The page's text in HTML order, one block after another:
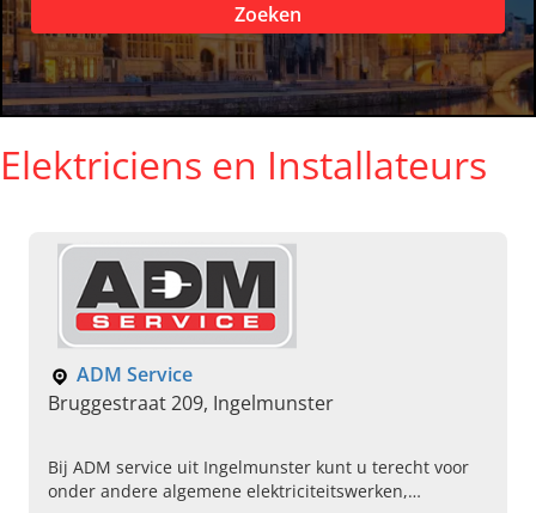
Zoeken
Elektriciens en Installateurs
ADM Service
Bruggestraat 209, Ingelmunster
Bij ADM service uit Ingelmunster kunt u terecht voor
onder andere algemene elektriciteitswerken,